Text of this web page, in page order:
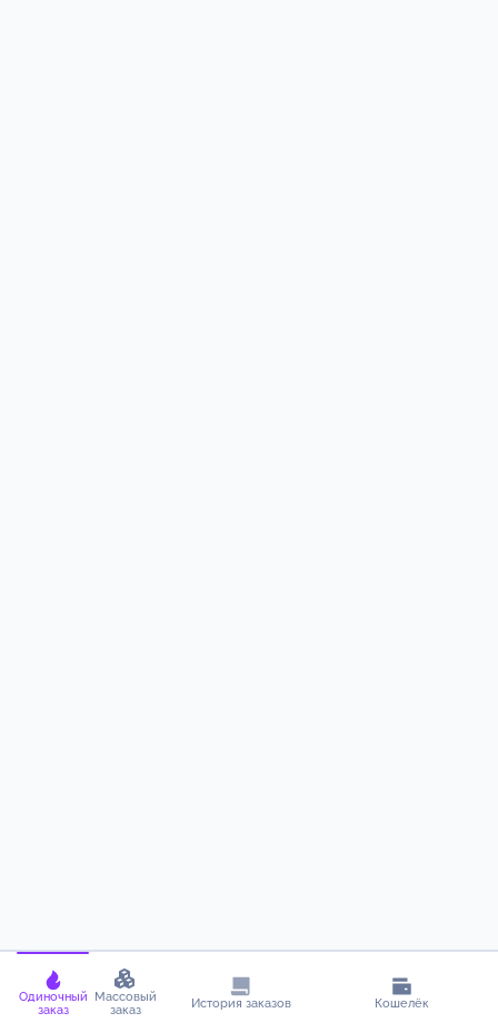
Одиночный
заказ
Массовый
заказ
История заказов Кошелёк